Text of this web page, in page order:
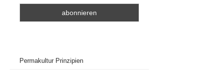
Permakultur Prinzipien